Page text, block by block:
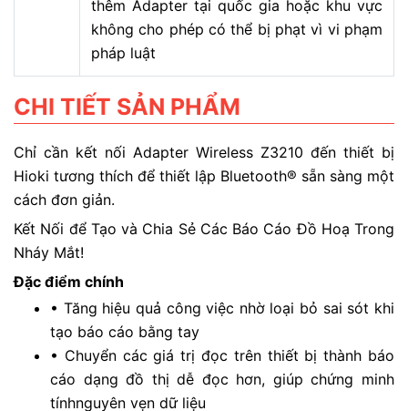
thêm Adapter tại quốc gia hoặc khu vực
không cho phép có thể bị phạt vì vi phạm
pháp luật
CHI TIẾT SẢN PHẨM
Chỉ cần kết nối Adapter Wireless Z3210 đến thiết bị
Hioki tương thích để thiết lập Bluetooth® sẵn sàng một
cách đơn giản.
Kết Nối để Tạo và Chia Sẻ Các Báo Cáo Đồ Hoạ Trong
Nháy Mắt!
Đặc điểm chính
• Tăng hiệu quả công việc nhờ loại bỏ sai sót khi
tạo báo cáo bằng tay
• Chuyển các giá trị đọc trên thiết bị thành báo
cáo dạng đồ thị dễ đọc hơn, giúp chứng minh
tínhnguyên vẹn dữ liệu